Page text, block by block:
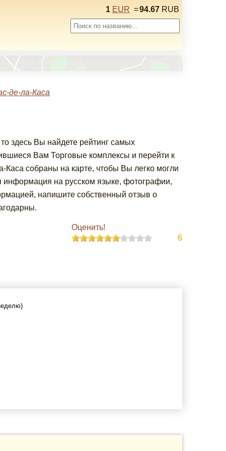
1 EUR =94.67 RUB
де-ла-Каса
здесь Вы найдете рейтинг самых
Вам Торговые комплексы и перейти к
собраны на карте, чтобы Вы легко могли
информация на русском языке, фотографии,
напишите собственный отзыв о
Оценить!
6